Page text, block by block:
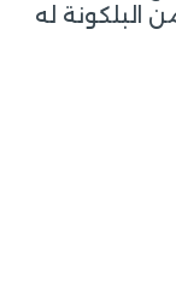
البلكونة له